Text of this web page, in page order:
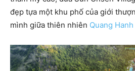
đẹp tựa một khu phố của giới
mình giữa thiên nhiên Quang Hanh